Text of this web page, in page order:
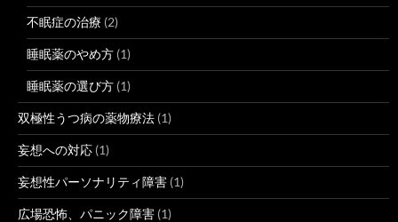
不眠症の治療 (2)
睡眠薬のやめ方 (1)
睡眠薬の選び方 (1)
双極性うつ病の薬物療法 (1)
妄想への対応 (1)
妄想性パーソナリティ障害 (1)
広場恐怖、パニック障害 (1)